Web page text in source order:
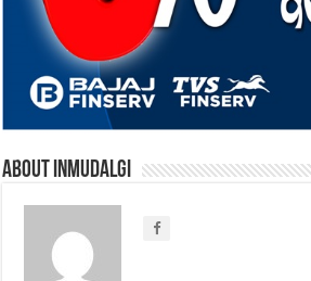
About inmudalgi